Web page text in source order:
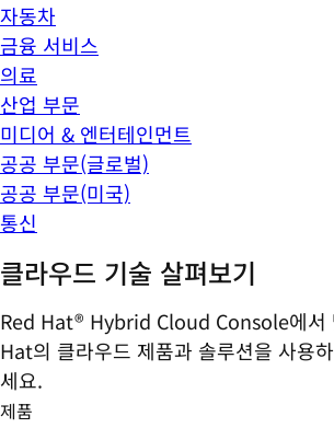
자동차
금융 서비스
의료
산업 부문
미디어 & 엔터테인먼트
공공 부문(글로벌)
공공 부문(미국)
통신
클라우드 기술 살펴보기
Red Hat® Hybrid Cloud Console에서
Hat의 클라우드 제품과 솔루션을 사용
세요.
제품